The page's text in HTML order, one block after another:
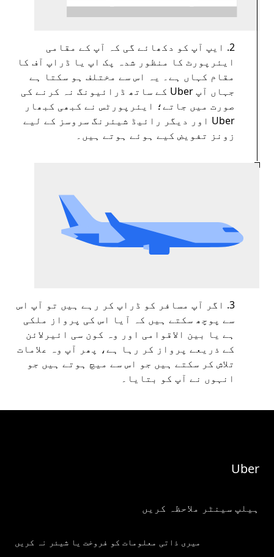
2. ایپ آپ کو دکھائے گی کہ آپ کے مقامی
ایئرپورٹ کا منظور شدہ پک اپ یا ڈراپ آف کا
مقام کہاں ہے۔ یہ اس سے مختلف ہو سکتا ہے
جہاں آپ Uber کے ساتھ ڈرائیونگ نہ کرنے کی
صورت میں جاتے؛ ايئرپورٹس نے کبھی کبھار
Uber اور دیگر رائیڈ شیئرنگ سروسز کے لیے
زونز تفویض کیے ہوئے ہوتے ہیں۔
3. اگر آپ مسافر کو ڈراپ کر رہے ہیں تو آپ اس
سے پوچھ سکتے ہیں کہ آیا اس کی پرواز ملکی
ہے یا بین الاقوامی اور وہ کون سی ائیرلائن
کے ذریعے پرواز کر رہا ہے، پھر آپ وہ علامات
تلاش کر سکتے ہیں جو اس سے میچ ہوتے ہیں جو
انہوں نے آپ کو بتایا۔
Uber
ہیلپ سینٹر ملاحظہ کریں
میری ذاتی معلومات کو فروخت یا شیئر نہ کریں